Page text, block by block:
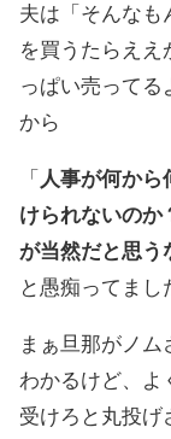
夫は「そんなも
を買うたらええ
っぱい売ってる
から
「 人事が何から
けられないのか
が当然だと思う
と愚痴ってまし
まぁ旦那がノ
わかるけど、よ
受けろと丸投げ